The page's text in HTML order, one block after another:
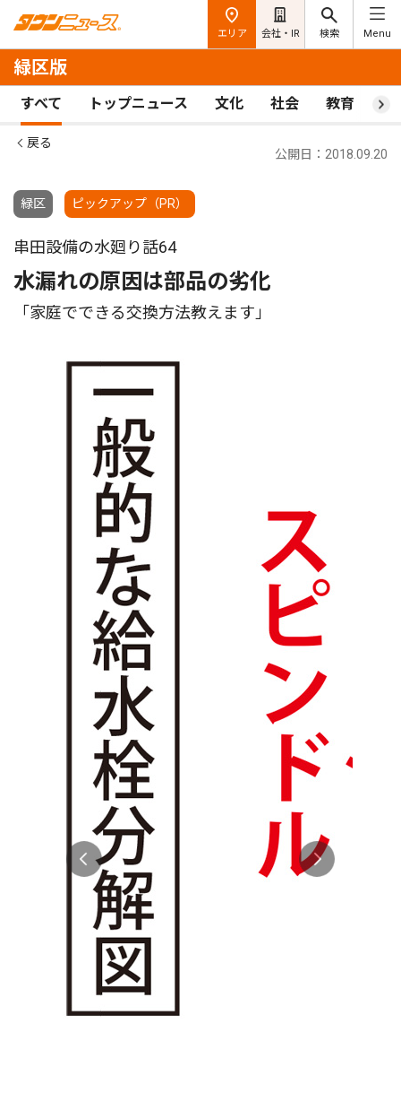
エリア 会社・IR 検索 Menu
緑区版
すべて トップニュース 文化 社会 教育 ス
戻る
緑区 ピックアップ（PR）
公開日：2018.09.20
串田設備の水廻り話64
水漏れの原因は部品の劣化
「家庭でできる交換方法教えます」